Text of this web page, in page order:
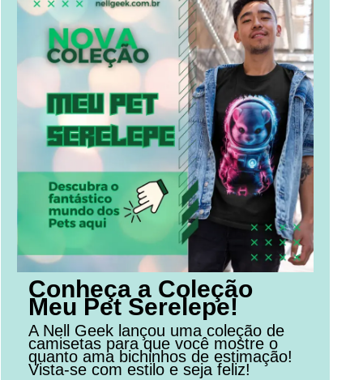
Conheça a Coleção
Meu Pet Serelepe!
A Nell Geek lançou uma coleção de
camisetas para que você mostre o
quanto ama bichinhos de estimação!
Vista-se com estilo e seja feliz!